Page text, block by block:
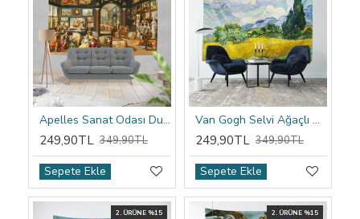
Apelles Sanat Odası Duvar Örtüsü
249,90TL 349,90TL
Sepete Ekle
Van Gogh Selvi Ağaçlı Buğday Tarlası Duvar Örtüsü
249,90TL 349,90TL
Sepete Ekle
2. ÜRÜNE %15 2. ÜRÜNE %15